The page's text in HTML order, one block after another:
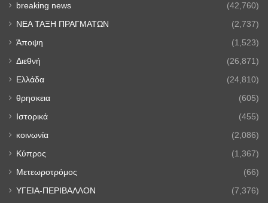
breaking news (42,760)
NEA TAΞΗ ΠΡΑΓΜΑΤΩΝ (2,737)
Άποψη (1,523)
Διεθνή (26,871)
Ελλάδα (24,810)
θρησκεια (605)
Ιστορικά (455)
κοινωνία (2,086)
Κύπρος (1,367)
Μετεωροτρόμος (66)
ΥΓΕΙΑ-ΠΕΡΙΒΑΛΛΟΝ (7,376)